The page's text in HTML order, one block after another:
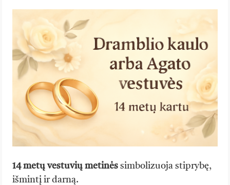
14 metų vestuvių metinės simbolizuoja stiprybę,
išmintį ir darną.